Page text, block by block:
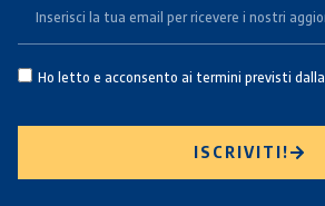
Ho letto e acconsento ai termini previsti dalla
ISCRIVITI!